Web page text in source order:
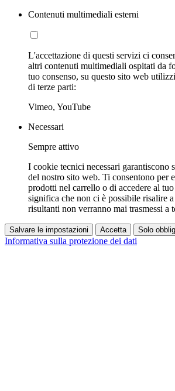
Contenuti multimediali esterni
L'accettazione di questi servizi ci
altri contenuti multimediali ospitati da
tuo consenso, su questo sito web
di terze parti:
Vimeo, YouTube
Necessari
Sempre attivo
I cookie tecnici necessari garantiscono
del nostro sito web. Ti consentono per
prodotti nel carrello o di accedere al
significa che non ci è possibile risalire
risultanti non verranno mai trasmessi a
Salvare le impostazioni Accetta Solo
Informativa sulla protezione dei dati